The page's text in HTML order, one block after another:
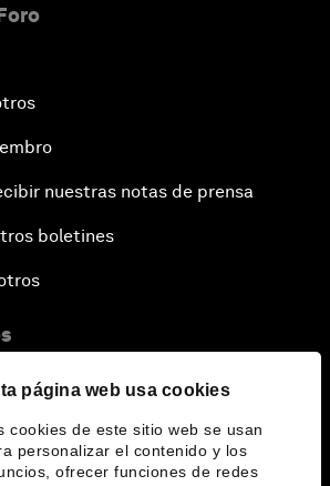
página web usa cookies
cookies de este sitio web se usan
personalizar el contenido y los
ofrecer funciones de redes
nuestras notas de prensa
boletines
el Foro